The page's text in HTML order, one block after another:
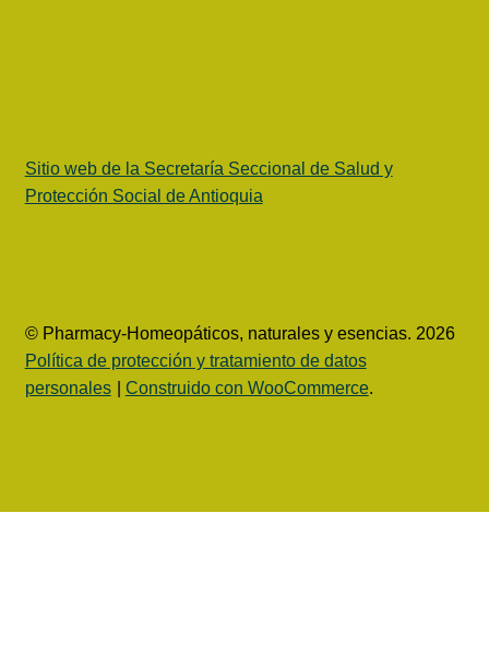
Sitio web de la Secretaría Seccional de Salud y
Protección Social de Antioquia
© Pharmacy-Homeopáticos, naturales y esencias. 2026
Política de protección y tratamiento de datos
personales
Construido con WooCommerce.